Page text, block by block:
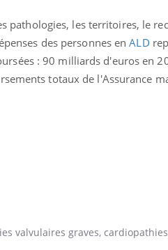
pathologies, les territoires, le
des personnes enALD
: 90 milliards d'euros en
totaux de l'Assurance
valvulaires graves,